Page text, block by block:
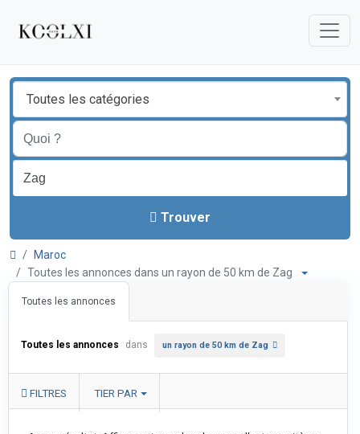
Toutes les catégories
Trouver
Maroc
Toutes les annonces dans un rayon de 50 km de Zag
Toutes les annonces
Toutes les annonces dans un rayon de 50 km de Zag
FILTRES TIER PAR